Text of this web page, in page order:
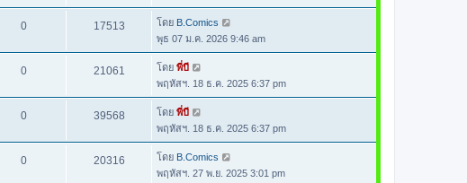
0 17513 โดย B.Comics
พุธ 07 ม.ค. 2026 9:46 am
0 21061 โดย พี่บี
พฤหัสฯ. 18 ธ.ค. 2025 6:37 pm
0 39568 โดย พี่บี
พฤหัสฯ. 18 ธ.ค. 2025 6:37 pm
0 20316 โดย B.Comics
พฤหัสฯ. 27 พ.ย. 2025 3:01 pm